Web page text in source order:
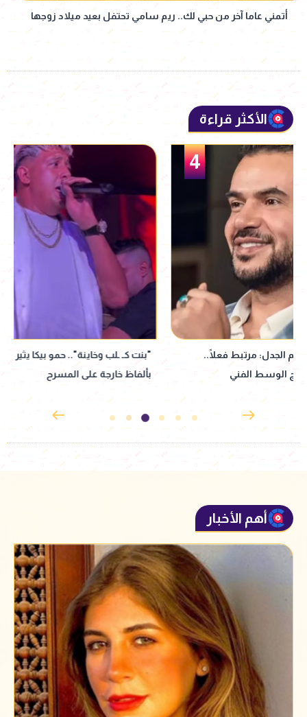
أتمني عاما آخر من حبي لك.. ريم سامي تحتفل بعيد ميلاد زوجها
الأكثر قراءة
"بنت كـ ـلب وخاينة".. حمو بيكا يثير الجدل
بألفاظ خارجة على المسرح
إقبال جماهيري
ساحل" بحفل
أهم الأخبار